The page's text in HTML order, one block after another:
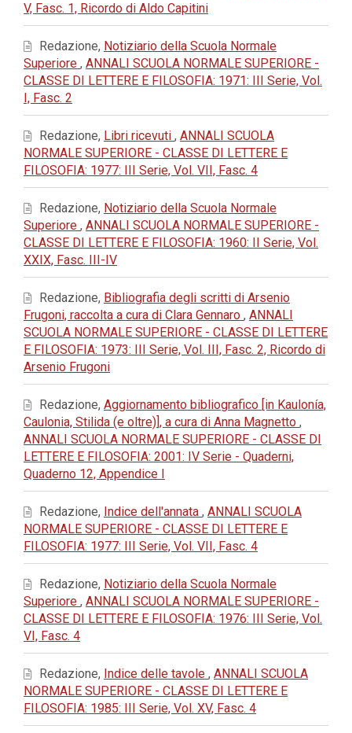
V, Fasc. 1, Ricordo di Aldo Capitini
Redazione, Notiziario della Scuola Normale
Superiore , ANNALI SCUOLA NORMALE SUPERIORE -
CLASSE DI LETTERE E FILOSOFIA: 1971: III Serie, Vol.
I, Fasc. 2
Redazione, Libri ricevuti , ANNALI SCUOLA
NORMALE SUPERIORE - CLASSE DI LETTERE E
FILOSOFIA: 1977: III Serie, Vol. VII, Fasc. 4
Redazione, Notiziario della Scuola Normale
Superiore , ANNALI SCUOLA NORMALE SUPERIORE -
CLASSE DI LETTERE E FILOSOFIA: 1960: II Serie, Vol.
XXIX, Fasc. III-IV
Redazione, Bibliografia degli scritti di Arsenio
Frugoni, raccolta a cura di Clara Gennaro , ANNALI
SCUOLA NORMALE SUPERIORE - CLASSE DI LETTERE
E FILOSOFIA: 1973: III Serie, Vol. III, Fasc. 2, Ricordo di
Arsenio Frugoni
Redazione, Aggiornamento bibliografico [in Kaulonía,
Caulonia, Stilida (e oltre)], a cura di Anna Magnetto ,
ANNALI SCUOLA NORMALE SUPERIORE - CLASSE DI
LETTERE E FILOSOFIA: 2001: IV Serie - Quaderni,
Quaderno 12, Appendice I
Redazione, Indice dell'annata , ANNALI SCUOLA
NORMALE SUPERIORE - CLASSE DI LETTERE E
FILOSOFIA: 1977: III Serie, Vol. VII, Fasc. 4
Redazione, Notiziario della Scuola Normale
Superiore , ANNALI SCUOLA NORMALE SUPERIORE -
CLASSE DI LETTERE E FILOSOFIA: 1976: III Serie, Vol.
VI, Fasc. 4
Redazione, Indice delle tavole , ANNALI SCUOLA
NORMALE SUPERIORE - CLASSE DI LETTERE E
FILOSOFIA: 1985: III Serie, Vol. XV, Fasc. 4